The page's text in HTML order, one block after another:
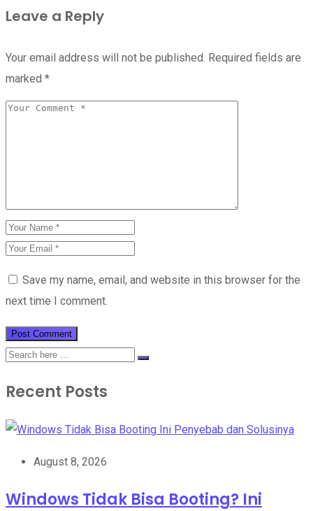
Leave a Reply
Your email address will not be published. Required fields are
marked *
Save my name, email, and website in this browser for the
next time I comment.
Recent Posts
August 8, 2026
Windows Tidak Bisa Booting? Ini